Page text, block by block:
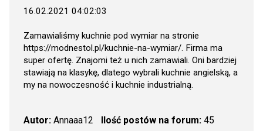
16.02.2021 04:02:03
Zamawialiśmy kuchnie pod wymiar na stronie
https://modnestol.pl/kuchnie-na-wymiar/. Firma ma
super ofertę. Znajomi też u nich zamawiali. Oni bardziej
stawiają na klasykę, dlatego wybrali kuchnie angielską, a
my na nowoczesność i kuchnie industrialną.
Autor: Annaaa12 Ilość postów na forum:45